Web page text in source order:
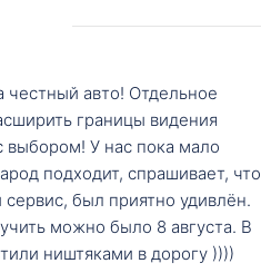
честный авто! Отдельное
границы видения
выбором! У нас пока мало
подходит, спрашивает, что
был приятно удивлён.
можно было 8 августа. В
ништяками в дорогу ))))